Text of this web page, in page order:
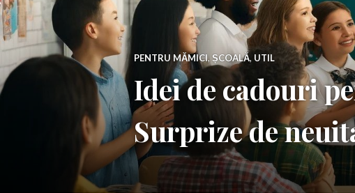
PENTRU MĂMICI,ȘCOALĂ, UTIL
Idei de cadouri
Surprize de